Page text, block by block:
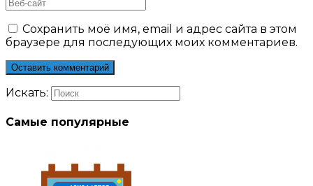
Сохранить моё имя, email и адрес сайта в этом
браузере для последующих моих комментариев.
Искать:
Самые популярные